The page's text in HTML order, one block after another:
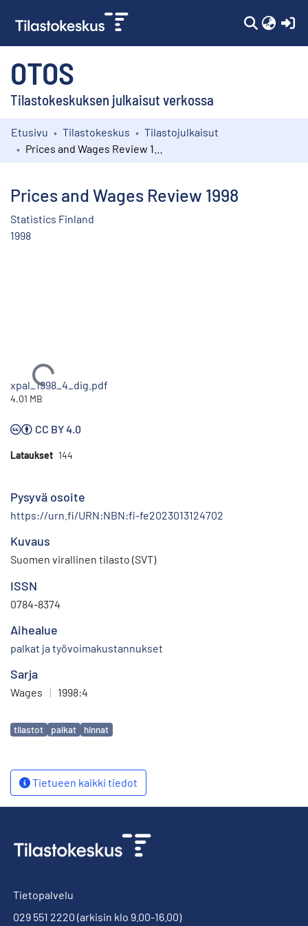
OTOS
Tilastokeskuksen julkaisut verkossa
Kokoelmat
Etusivu Tilastokeskus
Tilastojulkaisut
Prices and Wages Review 1998
Statistics Finland
1998
Ladataan...
xpal_1998_4_dig.pdf
4.01 MB
CC BY 4.0
Lataukset 144
Pysyvä osoite
https://urn.fi/URN:NBN:fi-fe2023013124702
Kuvaus
Suomen virallinen tilasto (SVT)
ISSN
0784-8374
Aihealue
palkat ja työvoimakustannukset
Sarja
Wages | 1998:4
Avainsanat
tilastot palkat hinnat
Tietueen kaikki tiedot
Tietopalvelu
029 551 2220 (arkisin klo 9.00-16.00)